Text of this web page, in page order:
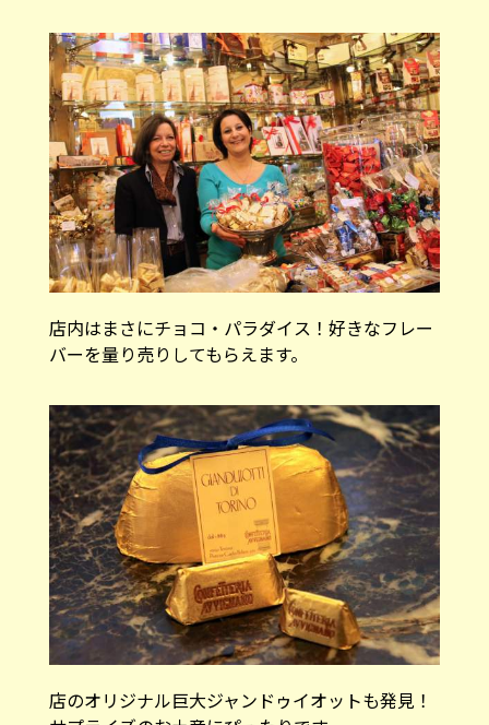
店内はまさにチョコ・パラダイス！好きなフレー
バーを量り売りしてもらえます。
店のオリジナル巨大ジャンドゥイオットも発見！